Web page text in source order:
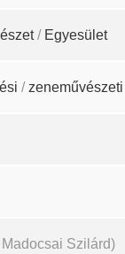
/ Egyesület
/
Szilárd)